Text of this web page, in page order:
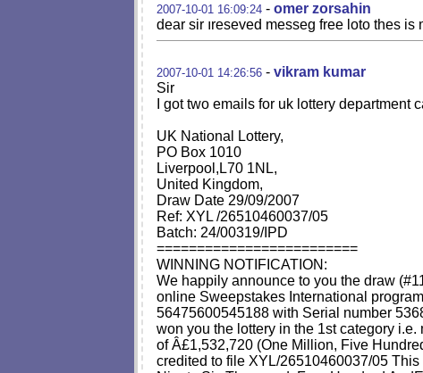
2007-10-01 16:09:24 - omer zorsahin
dear sir ıreseved messeg free loto thes is
2007-10-01 14:26:56 - vikram kumar
Sir
I got two emails for uk lottery
UK National Lottery,
PO Box 1010
Liverpool,L70 1NL,
United Kingdom,
Draw Date 29/09/2007
Ref: XYL /26510460037/05
Batch: 24/00319/IPD
=========================
WINNING NOTIFICATION:
We happily announce to you the draw
online Sweepstakes International
56475600545188 with Serial number
won you the lottery in the 1st category
of Â£1,532,720 (One Million, Five
credited to file XYL/26510460037/05